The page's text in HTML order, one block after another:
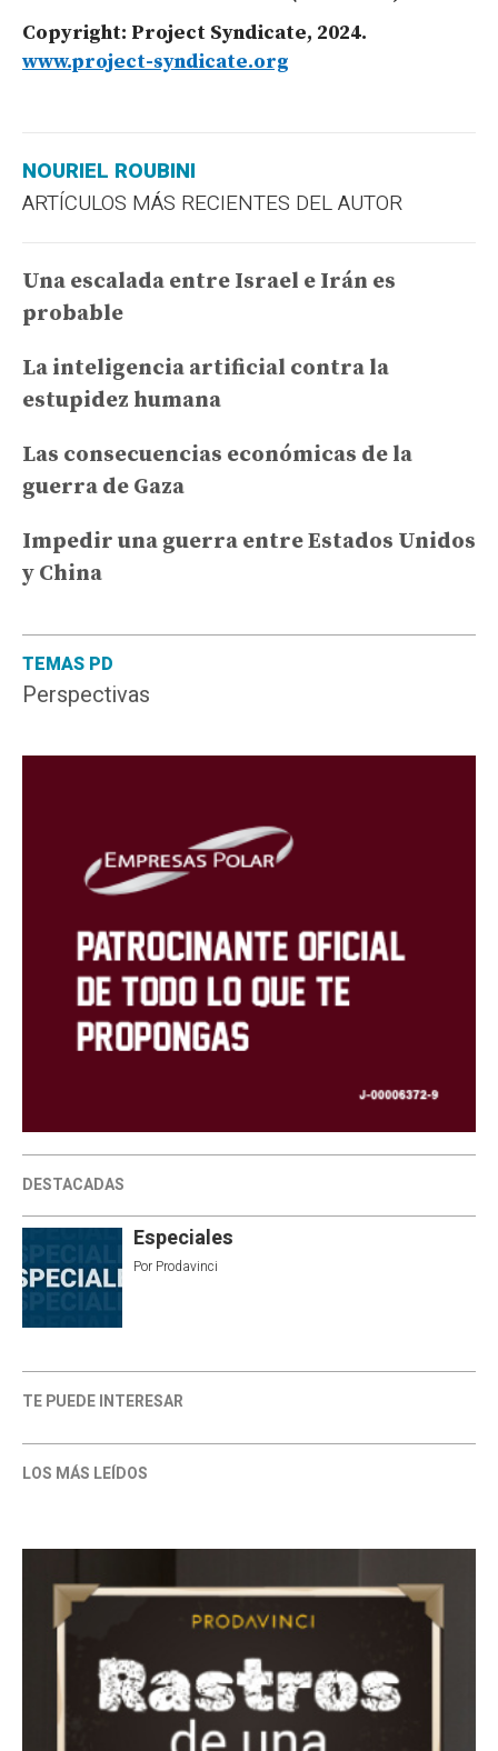
TEMAS PD
Perspectivas
DESTACADAS
Especiales
Por Prodavinci
TE PUEDE INTERESAR
LOS MÁS LEÍDOS
Copyright: Project Syndicate, 2024.
www.project-syndicate.org
NOURIEL ROUBINI
ARTÍCULOS MÁS RECIENTES DEL AUTOR
Una escalada entre Israel e Irán es
probable
La inteligencia artificial contra la
estupidez humana
Las consecuencias económicas de la
guerra de Gaza
Impedir una guerra entre Estados Unidos
y China